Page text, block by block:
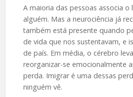
A maioria das pessoas associa
alguém. Mas a neurociência já
também está presente quando
de vida que nos sustentavam, e
de país. Em média, o cérebro
reorganizar-se emocionalmente
perda. Imigrar é uma dessas
ninguém vê.